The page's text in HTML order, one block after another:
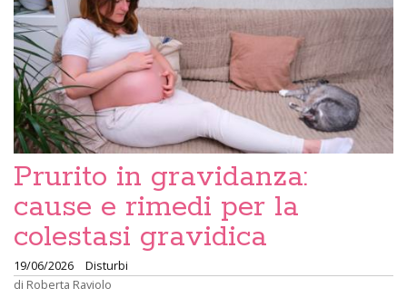
Prurito in gravidanza:
cause e rimedi per la
colestasi gravidica
19/06/2026
Disturbi
di Roberta Raviolo